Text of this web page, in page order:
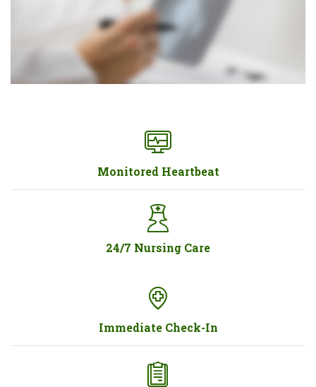
Monitored Heartbeat
24/7 Nursing Care
Immediate Check-In